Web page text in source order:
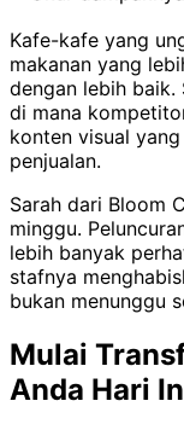
Kafe-kafe yang
makanan yang
dengan lebih baik.
di mana
konten visual
penjualan.
Sarah dari Bloom
minggu.
lebih banyak
stafnya
bukan menunggu
Mulai
Anda Hari